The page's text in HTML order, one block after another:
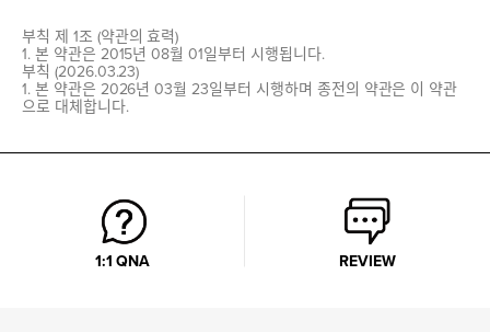
부칙 제 1조 (약관의 효력)
1. 본 약관은 2015년 08월 01일부터 시행됩니다.
부칙 (2026.03.23)
1. 본 약관은 2026년 03월 23일부터 시행하며 종전의 약관은 이 약관
으로 대체합니다.
1:1 QNA REVIEW